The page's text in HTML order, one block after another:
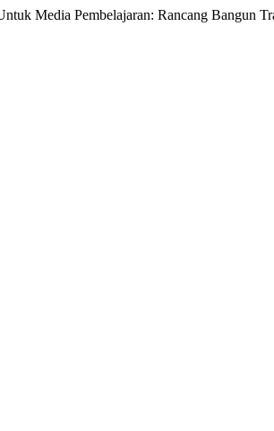
Media Pembelajaran: Rancang Bangun